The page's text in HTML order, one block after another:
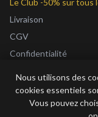
Livraison
CGV
Confidentialité
À Propos
Nous utilisons des
cookies essentiels
Vous pouvez